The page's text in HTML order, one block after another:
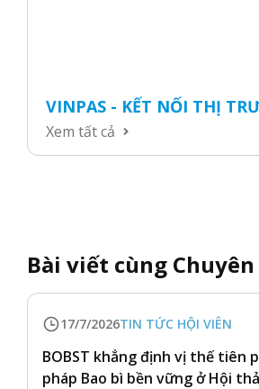
VINPAS - KẾT NỐI THỊ
Xem tất cả
Bài viết cùng
17/7/2026TIN TỨC HỘI VIÊN
BOBST khẳng định vị thế tiên
pháp Bao bì bền vững ở Hội